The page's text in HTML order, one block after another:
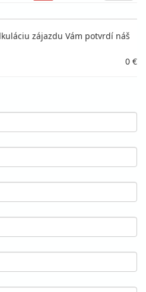
zájazdu Vám potvrdí náš
0 €